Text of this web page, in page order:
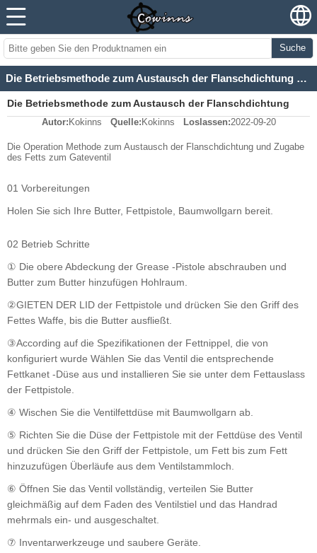
Suche
Die Betriebsmethode zum Austausch der Flanschdichtung und das Hinzufügen von Fett zum Gateventil
Die Betriebsmethode zum Austausch der Flanschdichtung
und das Hinzufügen von Fett zum Gateventil
Autor: Kokinns Quelle: Kokinns Loslassen:2022-09-20
Die Operation Methode zum Austausch der Flanschdichtung und Zugabe
des Fetts zum Gateventil
01 Vorbereitungen
Holen Sie sich Ihre Butter, Fettpistole, Baumwollgarn bereit.
02 Betrieb Schritte
① Die obere Abdeckung der Grease -Pistole abschrauben und
Butter zum Butter hinzufügen Hohlraum.
②GIETEN DER LID der Fettpistole und drücken Sie den Griff des
Fettes Waffe, bis die Butter ausfließt.
③According auf die Spezifikationen der Fettnippel, die von
konfiguriert wurde Wählen Sie das Ventil die entsprechende
Fettkanet -Düse aus und installieren Sie sie unter dem Fettauslass
der Fettpistole.
④ Wischen Sie die Ventilfettdüse mit Baumwollgarn ab.
⑤ Richten Sie die Düse der Fettpistole mit der Fettdüse des Ventil
und drücken Sie den Griff der Fettpistole, um Fett bis zum Fett
hinzuzufügen Überläufe aus dem Ventilstammloch.
⑥ Öffnen Sie das Ventil vollständig, verteilen Sie Butter
gleichmäßig auf dem Faden des Ventilstiel und das Handrad
mehrmals ein- und ausgeschaltet.
⑦ Inventarwerkzeuge und saubere Geräte.